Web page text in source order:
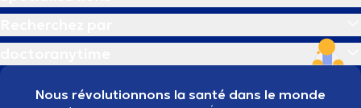
Nous révolutionnons la santé dans le monde